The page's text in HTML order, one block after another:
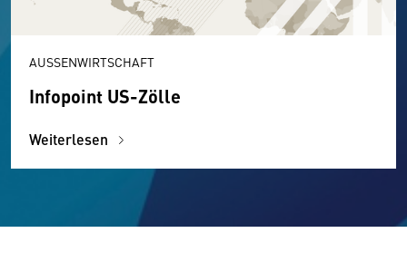
AUSSENWIRTSCHAFT
Infopoint US-Zölle
Weiterlesen